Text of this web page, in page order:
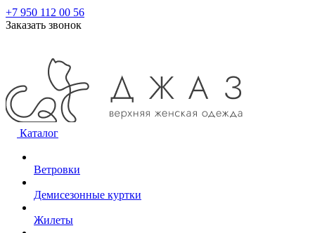
+7 950 112 00 56
Заказать звонок
Каталог
Ветровки
Демисезонные куртки
Жилеты